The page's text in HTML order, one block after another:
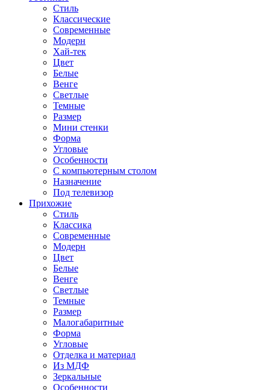
Стиль
Классические
Современные
Модерн
Хай-тек
Цвет
Белые
Венге
Светлые
Темные
Размер
Мини стенки
Форма
Угловые
Особенности
С компьютерным столом
Назначение
Под телевизор
Прихожие
Стиль
Классика
Современные
Модерн
Цвет
Белые
Венге
Светлые
Темные
Размер
Малогабаритные
Форма
Угловые
Отделка и материал
Из МДФ
Зеркальные
Особенности